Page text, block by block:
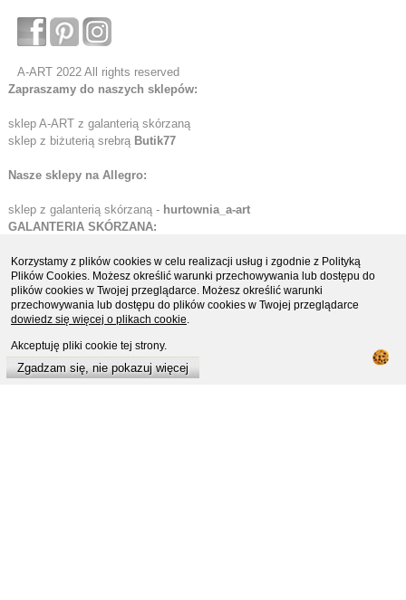
A-ART 2022 All rights reserved
Zapraszamy do naszych sklepów:
sklep A-ART z galanterią skórzaną
sklep z biżuterią srebrą Butik77
Nasze sklepy na Allegro:
sklep z galanterią skórzaną - hurtownia_a-art
GALANTERIA SKÓRZANA:
Etui skórzane
Portfele skórzane
Organizery i biwuary
Teczki i aktówki skórzane
Teczki ze skóry naturalnej
Teczki i torby młodzieżowe
Teczki ze skóry ekologicznej
Korzystamy z plików cookies w celu realizacji usług i zgodnie z Polityką
Plików Cookies. Możesz określić warunki przechowywania lub dostępu do
plików cookies w Twojej przeglądarce. Możesz określić warunki
przechowywania lub dostępu do plików cookies w Twojej przeglądarce
dowiedz się więcej o plikach cookie.
Akceptuję pliki cookie tej strony.
Zgadzam się, nie pokazuj więcej